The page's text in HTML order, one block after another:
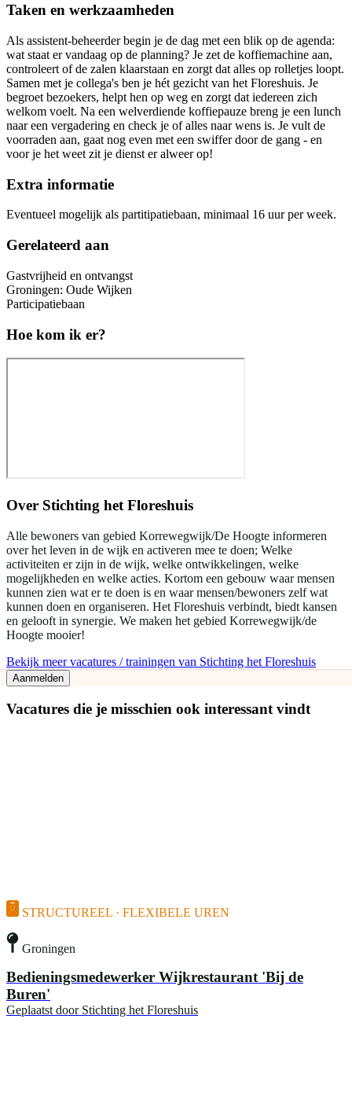
Taken en werkzaamheden
Als assistent-beheerder begin je de dag met een blik op de agenda:
wat staat er vandaag op de planning? Je zet de koffiemachine aan,
controleert of de zalen klaarstaan en zorgt dat alles op rolletjes loopt.
Samen met je collega's ben je hét gezicht van het Floreshuis. Je
begroet bezoekers, helpt hen op weg en zorgt dat iedereen zich
welkom voelt. Na een welverdiende koffiepauze breng je een lunch
naar een vergadering en check je of alles naar wens is. Je vult de
voorraden aan, gaat nog even met een swiffer door de gang - en
voor je het weet zit je dienst er alweer op!
Extra informatie
Eventueel mogelijk als partitipatiebaan, minimaal 16 uur per week.
Gerelateerd aan
Gastvrijheid en ontvangst
Groningen: Oude Wijken
Participatiebaan
Hoe kom ik er?
Over Stichting het Floreshuis
Alle bewoners van gebied Korrewegwijk/De Hoogte informeren
over het leven in de wijk en activeren mee te doen; Welke
activiteiten er zijn in de wijk, welke ontwikkelingen, welke
mogelijkheden en welke acties. Kortom een gebouw waar mensen
kunnen zien wat er te doen is en waar mensen/bewoners zelf wat
kunnen doen en organiseren. Het Floreshuis verbindt, biedt kansen
en gelooft in synergie. We maken het gebied Korrewegwijk/de
Hoogte mooier!
Bekijk meer vacatures / trainingen van Stichting het Floreshuis
Aanmelden
Vacatures die je misschien ook interessant vindt
STRUCTUREEL · FLEXIBELE UREN
Groningen
Bedieningsmedewerker Wijkrestaurant 'Bij de
Buren'
Geplaatst door Stichting het Floreshuis